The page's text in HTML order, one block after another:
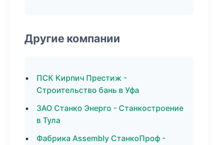
Другие компании
ПСК Кирпич Престиж -
Строительство бань в Уфа
ЗАО Станко Энерго - Станкостроение
в Тула
Фабрика Assembly СтанкоПроф -